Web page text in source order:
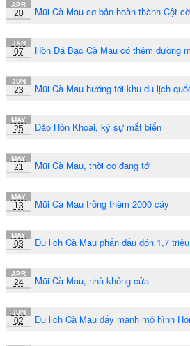
APR
20 Mũi Cà Mau cơ bản hoàn thành Cột
JAN
07 Hòn Đá Bạc Cà Mau có thêm đường
JUN
23 Mũi Cà Mau hướng tới khu du lịch
MAY
25 Đảo Hòn Khoai, ký sự mắt biển
MAY
21 Mũi Cà Mau, thời cơ đang tới
MAY
13 Mũi Cà Mau trồng thêm 2000 cây
MAY
03 Du lịch Cà Mau phấn đấu đón 1,7
APR
24 Mũi Cà Mau, nhà không cửa
JUN
02 Du lịch Cà Mau đẩy mạnh mô hình